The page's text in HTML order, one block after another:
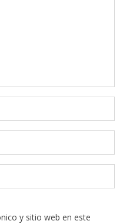
y sitio web en este